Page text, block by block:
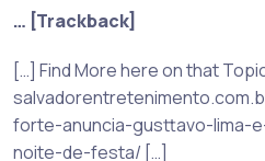
… [Trackback]
[…] Find More here on that
forte-anuncia-gusttavo-lima-
noite-de-festa/ […]